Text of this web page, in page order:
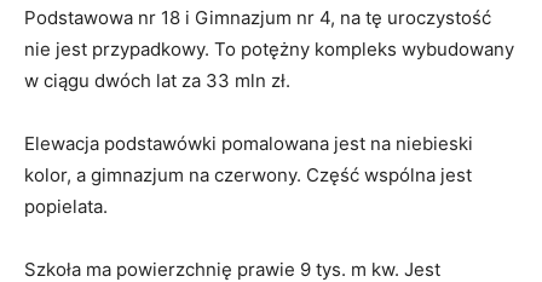
Podstawowa nr 18 i Gimnazjum nr 4, na tę uroczystość
nie jest przypadkowy. To potężny kompleks wybudowany
w ciągu dwóch lat za 33 mln zł.
Elewacja podstawówki pomalowana jest na niebieski
kolor, a gimnazjum na czerwony. Część wspólna jest
popielata.
Szkoła ma powierzchnię prawie 9 tys. m kw. Jest